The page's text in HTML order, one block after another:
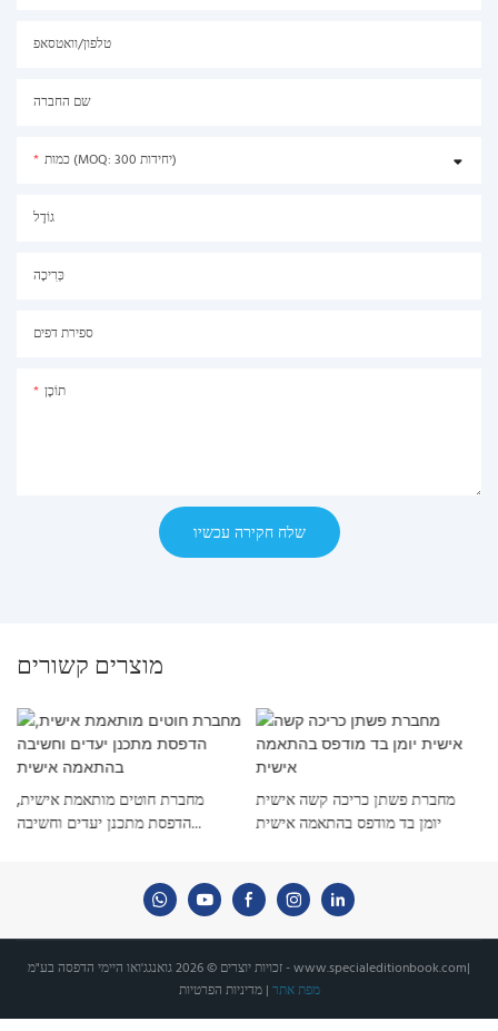
טלפון/וואטסאפ
שם החברה
כמות (MOQ: 300 יחידות)
גוֹדֶל
כְּרִיכָה
ספירת דפים
תוֹכֶן
שלח חקירה עכשיו
מוצרים קשורים
מחברת חוטים מותאמת אישית,
הדפסת מתכנן יעדים וחשיבה
מחברת פשתן כריכה קשה אישית
יומן בד מודפס בהתאמה אישית
זכויות יוצרים © 2026 גואנגג'ואו היימי הדפסה בע"מ -www.specialeditionbook.com|
מפת אתר | מדיניות הפרטיות